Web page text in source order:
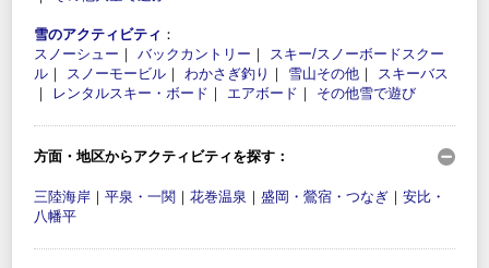
雪のアクティビティ ：
スノーシュー ｜ バックカントリー ｜ スキー/スノーボードスクー
ル ｜ スノーモービル ｜ わかさぎ釣り ｜ 雪山その他 ｜ スキーバス
｜
レンタルスキー・ボード ｜ エアボード ｜ その他雪で遊び
方面・地区からアクティビティを探す：
三陸海岸 ｜ 平泉・一関 ｜ 花巻温泉 ｜ 盛岡・鶯宿・つなぎ ｜ 安比・
八幡平